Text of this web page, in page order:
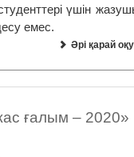
үшін
емес.
Әрі қарай оқу
ғалым – 2020»